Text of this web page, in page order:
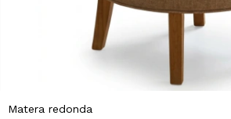
Matera redonda